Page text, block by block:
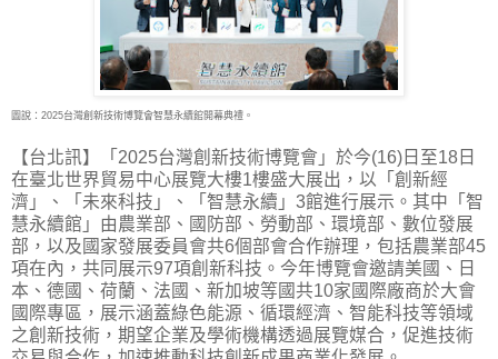
圖說：2025台灣創新技術博覽會智慧永續館開幕典禮。
【台北訊】「2025台灣創新技術博覽會」於今(16)日至18日
在臺北世界貿易中心展覽大樓1樓盛大展出，以「創新經
濟」、「未來科技」、「智慧永續」3館進行展示。其中「智
慧永續館」由農業部、國防部、勞動部、環境部、數位發展
部，以及國家發展委員會共6個部會合作辦理，包括農業部45
項在內，共同展示97項創新科技。今年博覽會邀請美國、日
本、德國、荷蘭、法國、新加坡等國共10家國際廠商於大會
國際專區，展示涵蓋綠色能源、循環經濟、智能科技等領域
之創新技術，期望企業及學術機構透過展覽媒合，促進技術